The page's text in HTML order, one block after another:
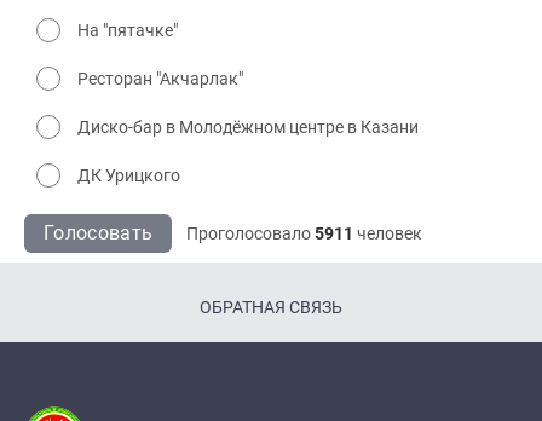
На "пятачке"
Ресторан "Акчарлак"
Диско-бар в Молодёжном центре в Казани
ДК Урицкого
Голосовать Проголосовало5911 человек
ОБРАТНАЯ СВЯЗЬ